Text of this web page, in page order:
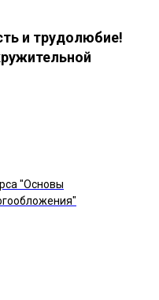
и трудолюбие!
"Основы